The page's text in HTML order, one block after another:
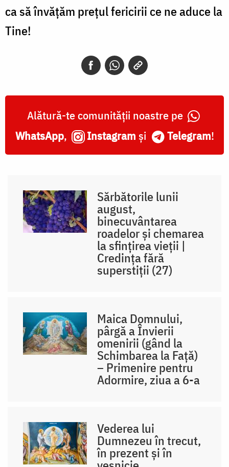
ca să învățăm prețul fericirii ce ne aduce la
Tine!
Alătură-te comunității noastre pe
WhatsApp, Instagram și Telegram!
Sărbătorile lunii
august,
binecuvântarea
roadelor și chemarea
la sfințirea vieții |
Credința fără
superstiții (27)
Maica Domnului,
pârgă a Învierii
omenirii (gând la
Schimbarea la Față)
– Primenire pentru
Adormire, ziua a 6-a
Vederea lui
Dumnezeu în trecut,
în prezent și în